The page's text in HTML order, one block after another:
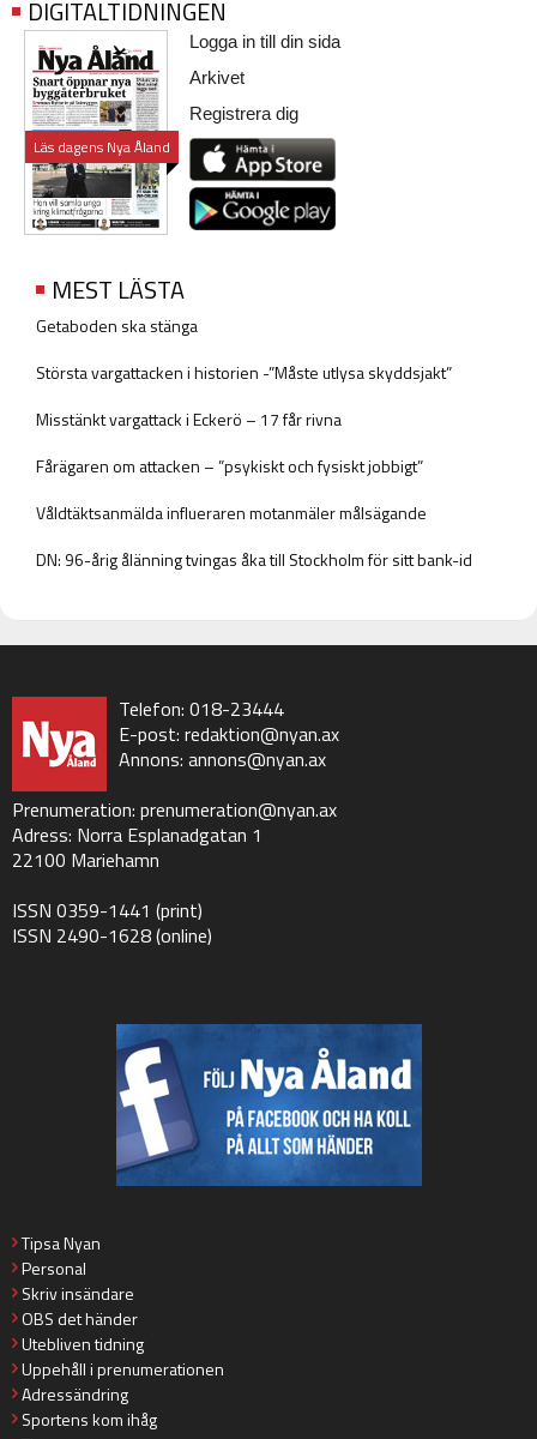
DIGITALTIDNINGEN
Läs dagens Nya Åland
Logga in till din sida
Arkivet
Registrera dig
MEST LÄSTA
Getaboden ska stänga
Största vargattacken i historien -”Måste utlysa skyddsjakt”
Misstänkt vargattack i Eckerö – 17 får rivna
Fårägaren om attacken – ”psykiskt och fysiskt jobbigt”
Våldtäktsanmälda influeraren motanmäler målsägande
DN: 96-årig ålänning tvingas åka till Stockholm för sitt bank-id
Telefon: 018-23444
E-post: redaktion@nyan.ax
Annons: annons@nyan.ax
Prenumeration: prenumeration@nyan.ax
Adress: Norra Esplanadgatan 1
22100 Mariehamn
ISSN 0359-1441 (print)
ISSN 2490-1628 (online)
Tipsa Nyan
Personal
Skriv insändare
OBS det händer
Utebliven tidning
Uppehåll i prenumerationen
Adressändring
Sportens kom ihåg